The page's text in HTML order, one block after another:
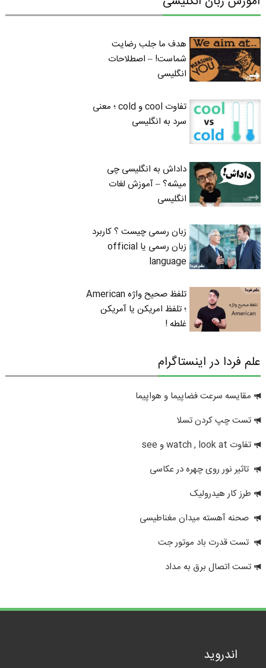
هدف ما جلب رضایت
شماست! – اصطلاحات
انگلیسی
تفاوت cool و cold ؛ معنی
سرد به انگلیسی
داداش به انگلیسی چی
میشه؟ – آموزش لغات
انگلیسی
زبان رسمی چیست ؟ کاربرد
زبان رسمی یا official
language
تلفظ صحیح واژه American
؛ تلفظ امریکن یا آمریکن
غلطه !
علم فردا در اینستاگرام
مقایسه سرعت فضاپیما و هواپیما
تست چپ کردن تسلا
تفاوت watch , look at و see
تاثیر نور روی چهره در عکاسی
طرز کار هیدرولیک
صحنه آهسته میدان مغناطیسی
تست قدرت باد موتور جت
تست اتصال برق به مداد
اندروید